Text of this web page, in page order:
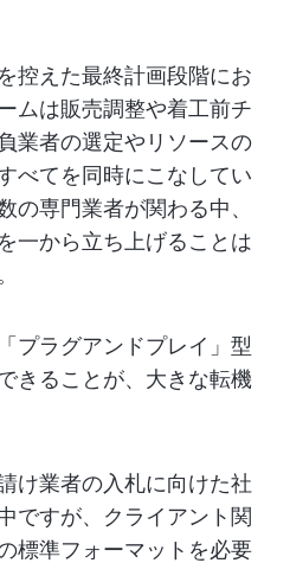
控えた最終計画段階にお
ムは販売調整や着工前チ
業者の選定やリソースの
べてを同時にこなしてい
の専門業者が関わる中、
一から立ち上げることは
プラグアンドプレイ」型
きることが、大きな転機
け業者の入札に向けた社
ですが、クライアント関
標準フォーマットを必要